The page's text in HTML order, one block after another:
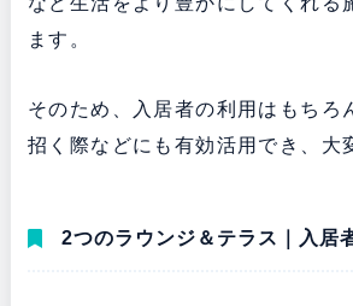
ます。
そのため、入居者の利用はもちろ
招く際などにも有効活用でき、大
2つのラウンジ＆テラス｜入居